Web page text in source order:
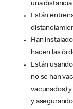
una
Están
Han
hacen las
Están
no se han
vacunados)
y